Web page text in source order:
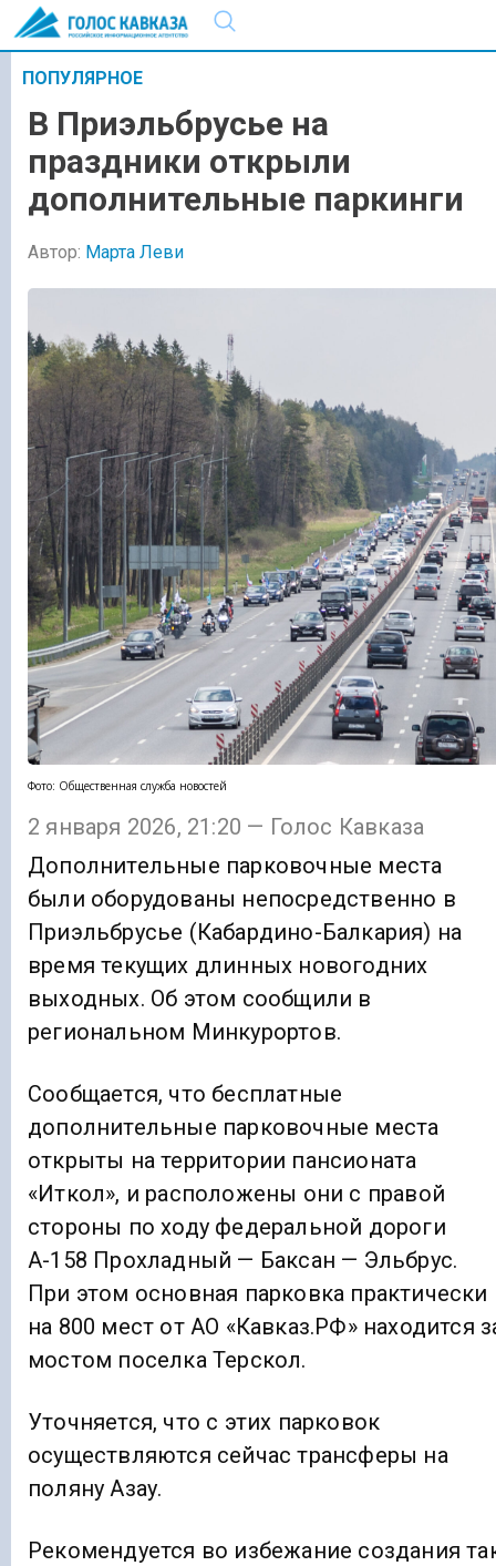
ПОПУЛЯРНОЕ
В Приэльбрусье на
праздники открыли
дополнительные паркинги
Автор: Марта Леви
Фото: Общественная служба новостей
2 января 2026, 21:20 — Голос Кавказа
Дополнительные парковочные места
были оборудованы непосредственно в
Приэльбрусье (Кабардино-Балкария) на
время текущих длинных новогодних
выходных. Об этом сообщили в
региональном Минкурортов.
Сообщается, что бесплатные
дополнительные парковочные места
открыты на территории пансионата
«Иткол», и расположены они с правой
стороны по ходу федеральной дороги
А-158 Прохладный — Баксан — Эльбрус.
При этом основная парковка практически
на 800 мест от АО «Кавказ.РФ» находится
мостом поселка Терскол.
Уточняется, что с этих парковок
осуществляются сейчас трансферы на
поляну Азау.
Рекомендуется во избежание создания